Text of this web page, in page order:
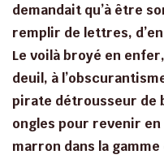
demandait qu’à être
remplir de lettres,
Le voilà broyé en
deuil, à
pirate détrousseur de
ongles pour revenir
marron dans la